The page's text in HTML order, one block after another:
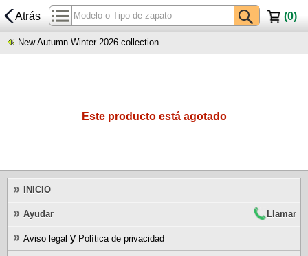
Atrás (0)
New Autumn-Winter 2026 collection
Este producto está agotado
INICIO
Ayudar Llamar
Aviso legal y Política de privacidad